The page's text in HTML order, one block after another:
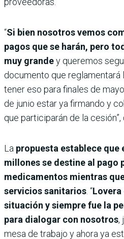
“Si bien nosotros vemos
pagos que se harán, pero
muy grandey queremos
documento que reglamentará
tener eso para finales de
de junio estar ya firmando y
que participarán de la cesión”,
La propuesta establece que
millones se destine al pago
medicamentos mientras
servicios sanitarios. “Lovera
situación y siempre fue la
para dialogar con nosotros,
mesa de trabajo y ahora ya